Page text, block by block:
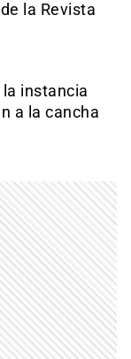
la Revista
instancia
a la cancha